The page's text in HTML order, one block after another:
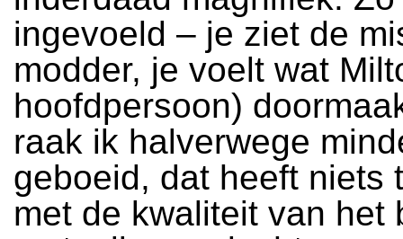
ingevoeld – je ziet de
modder, je voelt wat
hoofdpersoon)
raak ik halverwege
geboeid, dat heeft niets
met de kwaliteit van het